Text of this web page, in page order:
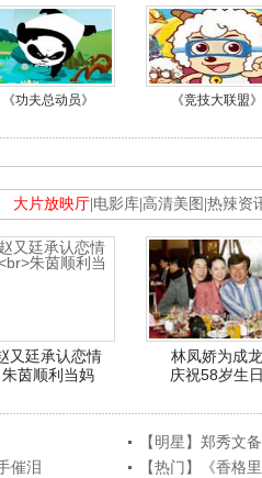
《功夫总动员》 《竞技大联盟》
大片放映厅 电影库 高清美图 热辣资
又廷承认恋情
朱茵顺利当妈
林凤娇为成龙
庆祝58岁生
【明星】郑秀文
催泪
【热门】《香格